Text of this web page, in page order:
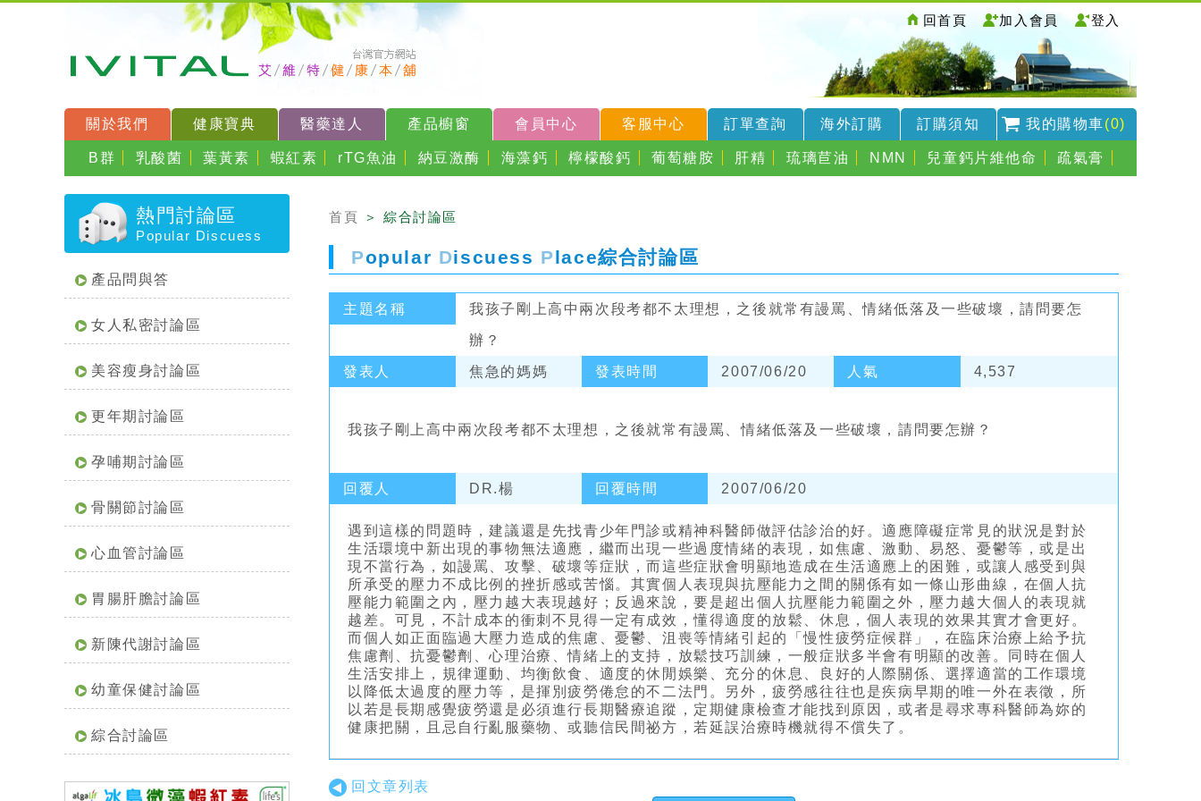
回首頁 加入會員 登入
關於我們 健康寶典 醫藥達人 產品櫥窗 會員中心 客服中心 訂單查詢 海外訂購 訂購須知 我的購物車(0)
B群 乳酸菌 葉黃素 蝦紅素 rTG魚油 納豆激酶 海藻鈣 檸檬酸鈣 葡萄糖胺 肝精 琉璃苣油 NMN 兒童鈣片維他命 疏氣膏
熱門討論區
Popular Discuess
產品問與答
女人私密討論區
美容瘦身討論區
更年期討論區
孕哺期討論區
骨關節討論區
心血管討論區
胃腸肝膽討論區
新陳代謝討論區
幼童保健討論區
綜合討論區
首頁 ＞ 綜合討論區
Popular Discuess Place綜合討論區
主題名稱 我孩子剛上高中兩次段考都不太理想，之後就常有謾罵、情緒低落及一些破壞，請問要怎
辦？
發表人 焦急的媽媽 發表時間 2007/06/20 人氣 4,537
我孩子剛上高中兩次段考都不太理想，之後就常有謾罵、情緒低落及一些破壞，請問要怎辦？
回覆人 DR.楊 回覆時間 2007/06/20
遇到這樣的問題時，建議還是先找青少年門診或精神科醫師做評估診治的好。適應障礙症常見的狀況是對於
生活環境中新出現的事物無法適應，繼而出現一些過度情緒的表現，如焦慮、激動、易怒、憂鬱等，或是出
現不當行為，如謾罵、攻擊、破壞等症狀，而這些症狀會明顯地造成在生活適應上的困難，或讓人感受到與
所承受的壓力不成比例的挫折感或苦惱。其實個人表現與抗壓能力之間的關係有如一條山形曲線，在個人抗
壓能力範圍之內，壓力越大表現越好；反過來說，要是超出個人抗壓能力範圍之外，壓力越大個人的表現就
越差。可見，不計成本的衝刺不見得一定有成效，懂得適度的放鬆、休息，個人表現的效果其實才會更好。
而個人如正面臨過大壓力造成的焦慮、憂鬱、沮喪等情緒引起的「慢性疲勞症候群」，在臨床治療上給予抗
焦慮劑、抗憂鬱劑、心理治療、情緒上的支持，放鬆技巧訓練，一般症狀多半會有明顯的改善。同時在個人
生活安排上，規律運動、均衡飲食、適度的休閒娛樂、充分的休息、良好的人際關係、選擇適當的工作環境
以降低太過度的壓力等，是揮別疲勞倦怠的不二法門。另外，疲勞感往往也是疾病早期的唯一外在表徵，所
以若是長期感覺疲勞還是必須進行長期醫療追蹤，定期健康檢查才能找到原因，或者是尋求專科醫師為妳的
健康把關，且忌自行亂服藥物、或聽信民間祕方，若延誤治療時機就得不償失了。
回文章列表